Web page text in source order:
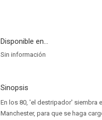
Disponible en...
Sin información
Sinopsis
En los 80, 'el destripador' siembra
Manchester, para que se haga